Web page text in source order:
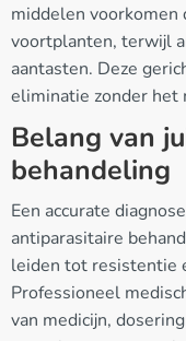
middelen voorkomen
voortplanten, terwijl
aantasten. Deze
eliminatie zonder het
Belang van
behandeling
Een accurate
antiparasitaire
leiden tot resistentie
Professioneel
van medicijn,